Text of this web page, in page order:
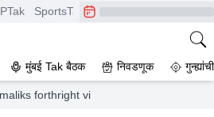
SportsTak CrimeTak
मुंबई Tak बैठक निवडणूक
forthright views on triple talaq